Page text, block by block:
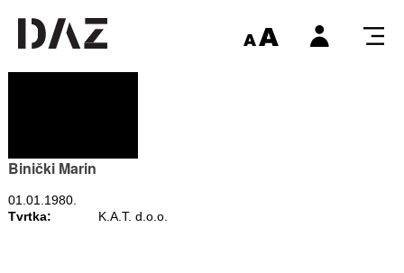
Binički Marin
01.01.1980.
Tvrtka:
K.A.T. d.o.o.